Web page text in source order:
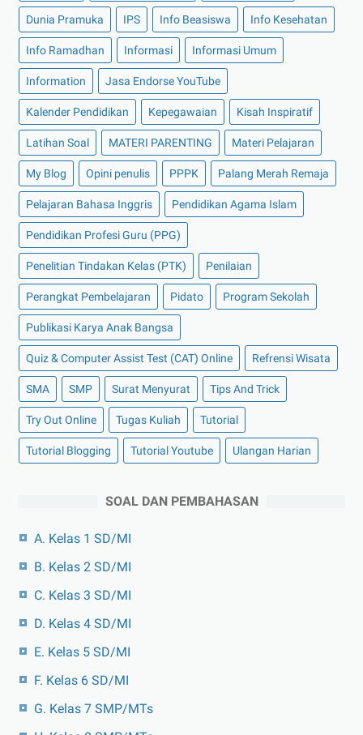
Dunia Pramuka IPS Info Beasiswa Info Kesehatan
Info Ramadhan Informasi Informasi Umum
Information Jasa Endorse YouTube
Kalender Pendidikan Kepegawaian Kisah Inspiratif
Latihan Soal MATERI PARENTING Materi Pelajaran
My Blog Opini penulis PPPK Palang Merah Remaja
Pelajaran Bahasa Inggris Pendidikan Agama Islam
Pendidikan Profesi Guru (PPG)
Penelitian Tindakan Kelas (PTK) Penilaian
Perangkat Pembelajaran Pidato Program Sekolah
Publikasi Karya Anak Bangsa
Quiz & Computer Assist Test (CAT) Online Refrensi Wisata
SMA SMP Surat Menyurat Tips And Trick
Try Out Online Tugas Kuliah Tutorial
Tutorial Blogging Tutorial Youtube Ulangan Harian
SOAL DAN PEMBAHASAN
A. Kelas 1 SD/MI
B. Kelas 2 SD/MI
C. Kelas 3 SD/MI
D. Kelas 4 SD/MI
E. Kelas 5 SD/MI
F. Kelas 6 SD/MI
G. Kelas 7 SMP/MTs